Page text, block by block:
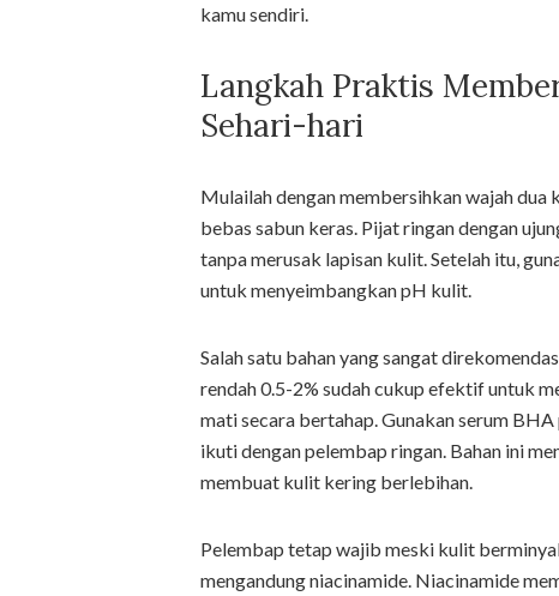
kamu sendiri.
Langkah Praktis
Sehari-hari
Mulailah dengan membersihkan wajah dua
bebas sabun keras. Pijat ringan dengan
tanpa merusak lapisan kulit. Setelah itu,
untuk menyeimbangkan pH kulit.
Salah satu bahan yang sangat
rendah 0.5-2% sudah cukup efektif untuk
mati secara bertahap. Gunakan serum
ikuti dengan pelembap ringan. Bahan ini
membuat kulit kering berlebihan.
Pelembap tetap wajib meski kulit
mengandung niacinamide. Niacinamide